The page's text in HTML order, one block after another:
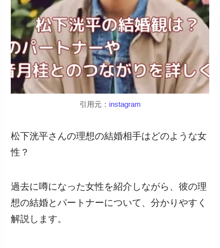
引用元： instagram
松下洸平さんの理想の結婚相手はどのような女
性？
過去に噂になった女性を紹介しながら、彼の理
想の結婚とパートナーについて、分かりやすく
解説します。